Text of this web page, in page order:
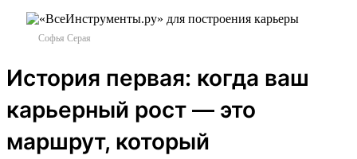
Софья Серая
История первая: когда ваш
карьерный рост — это
маршрут, который